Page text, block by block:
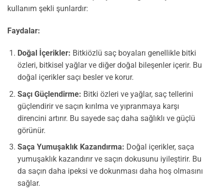
kullanım şekli şunlardır:
Faydalar:
Doğal İçerikler: Bitkiözlü saç boyaları genellikle bitki
özleri, bitkisel yağlar ve diğer doğal bileşenler içerir. Bu
doğal içerikler saçı besler ve korur.
Saçı Güçlendirme: Bitki özleri ve yağlar, saç tellerini
güçlendirir ve saçın kırılma ve yıpranmaya karşı
direncini artırır. Bu sayede saç daha sağlıklı ve güçlü
görünür.
Saça Yumuşaklık Kazandırma: Doğal içerikler, saça
yumuşaklık kazandırır ve saçın dokusunu iyileştirir. Bu
da saçın daha ipeksi ve dokunması daha hoş olmasını
sağlar.